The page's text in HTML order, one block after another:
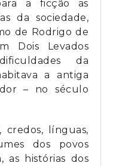
a ficção as
da sociedade,
de Rodrigo de
Dois Levados
da
a antiga
– no século
credos, línguas,
dos povos
as histórias dos